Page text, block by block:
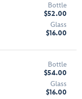
Bottle
$52.00
Glass
$16.00
Bottle
$54.00
Glass
$16.00